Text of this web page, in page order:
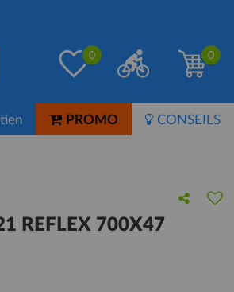
0 0
PROMO CONSEILS
REFLEX 700X47